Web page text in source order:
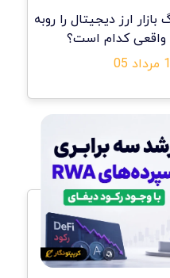
ارز دیجیتال را روبه
واقعی کدام است؟